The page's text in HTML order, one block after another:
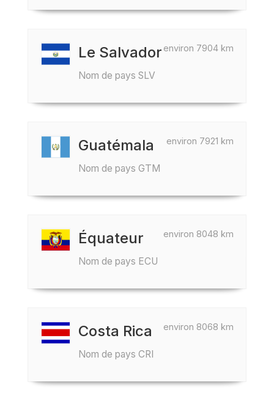
environ 7904 km
Le Salvador
Nom de pays SLV
environ 7921 km
Guatémala
Nom de pays GTM
environ 8048 km
Équateur
Nom de pays ECU
environ 8068 km
Costa Rica
Nom de pays CRI